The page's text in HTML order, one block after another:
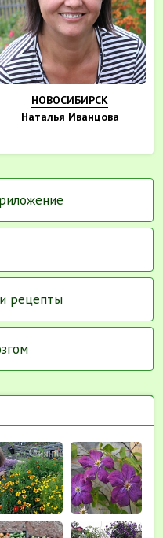
НОВОСИБИРСК
Наталья Иванцова
рецепты